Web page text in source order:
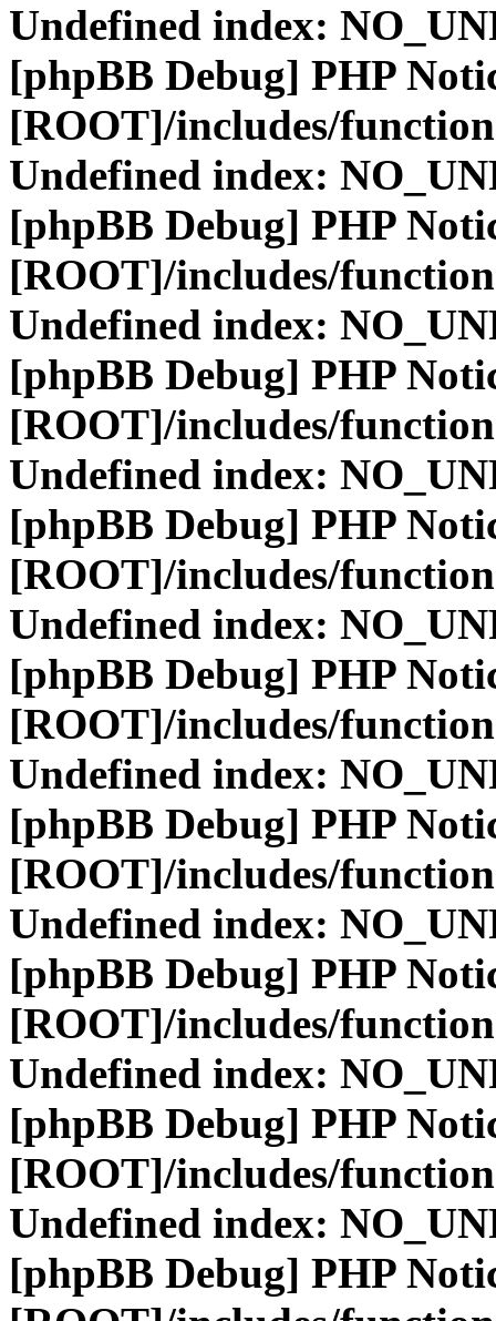
Undefined index:
[phpBB Debug] PHP
[ROOT]/includes/
Undefined index:
[phpBB Debug] PHP
[ROOT]/includes/
Undefined index:
[phpBB Debug] PHP
[ROOT]/includes/
Undefined index:
[phpBB Debug] PHP
[ROOT]/includes/
Undefined index:
[phpBB Debug] PHP
[ROOT]/includes/
Undefined index:
[phpBB Debug] PHP
[ROOT]/includes/
Undefined index:
[phpBB Debug] PHP
[ROOT]/includes/
Undefined index:
[phpBB Debug] PHP
[ROOT]/includes/
Undefined index:
[phpBB Debug] PHP